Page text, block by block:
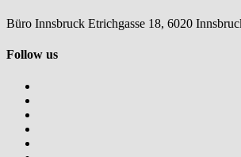
Büro Innsbruck Etrichgasse 18, 6020
Follow us